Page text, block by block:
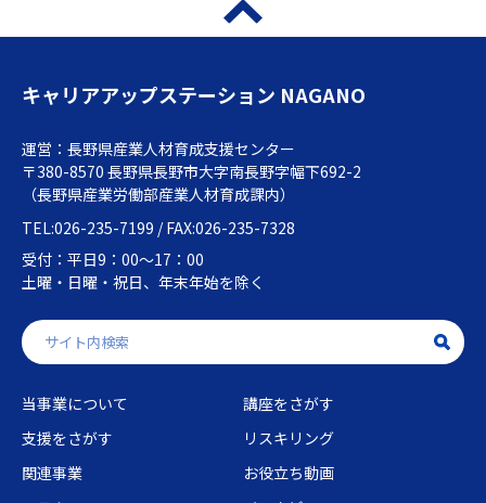
キャリアアップステーション NAGANO
運営：長野県産業人材育成支援センター
〒380-8570 長野県長野市大字南長野字幅下692-2
（長野県産業労働部産業人材育成課内）
TEL:026-235-7199 / FAX:026-235-7328
受付：平日9：00～17：00
土曜・日曜・祝日、年末年始を除く
当事業について
講座をさがす
支援をさがす
リスキリング
関連事業
お役立ち動画